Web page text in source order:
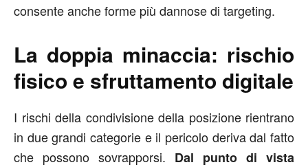
consente anche forme più dannose di targeting.
La doppia minaccia: rischio
fisico e sfruttamento digitale
I rischi della condivisione della posizione rientrano
in due grandi categorie e il pericolo deriva dal fatto
che possono sovrapporsi. Dal punto di vista